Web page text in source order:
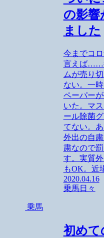
の影響
ました
今までコ
言えば……
ムが売り
ない。一
ペーパー
いた。マ
ール除菌
てない。
外出の自
粛なので
す。実質
もOK。近
2020.04.16
乗馬日々
乗馬
初めて